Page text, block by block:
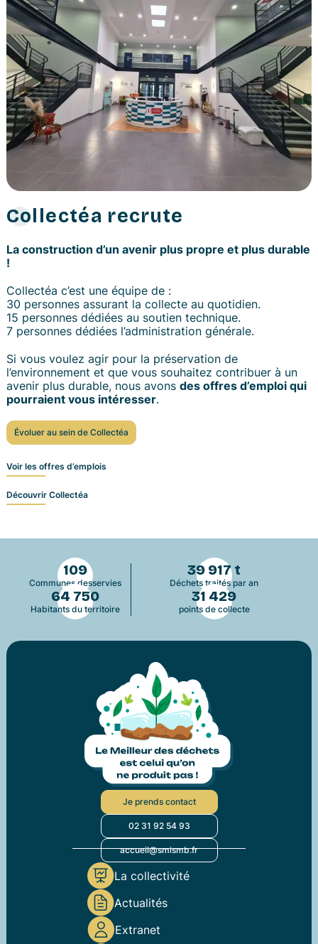
Collectéa recrute
La construction d’un avenir plus propre et plus durable
!
Collectéa c’est une équipe de :
30 personnes assurant la collecte au quotidien.
15 personnes dédiées au soutien technique.
7 personnes dédiées l’administration générale.
Si vous voulez agir pour la préservation de
l’environnement et que vous souhaitez contribuer à un
avenir plus durable, nous avons des offres d’emploi qui
pourraient vous intéresser.
Évoluer au sein de Collectéa
Voir les offres d’emplois
Découvrir Collectéa
109
Communes desservies
39 917 t
Déchets traités par an
64 750
Habitants du territoire
31 429
points de collecte
Je prends contact
02 31 92 54 93
accueil@smismb.fr
La collectivité
Actualités
Extranet